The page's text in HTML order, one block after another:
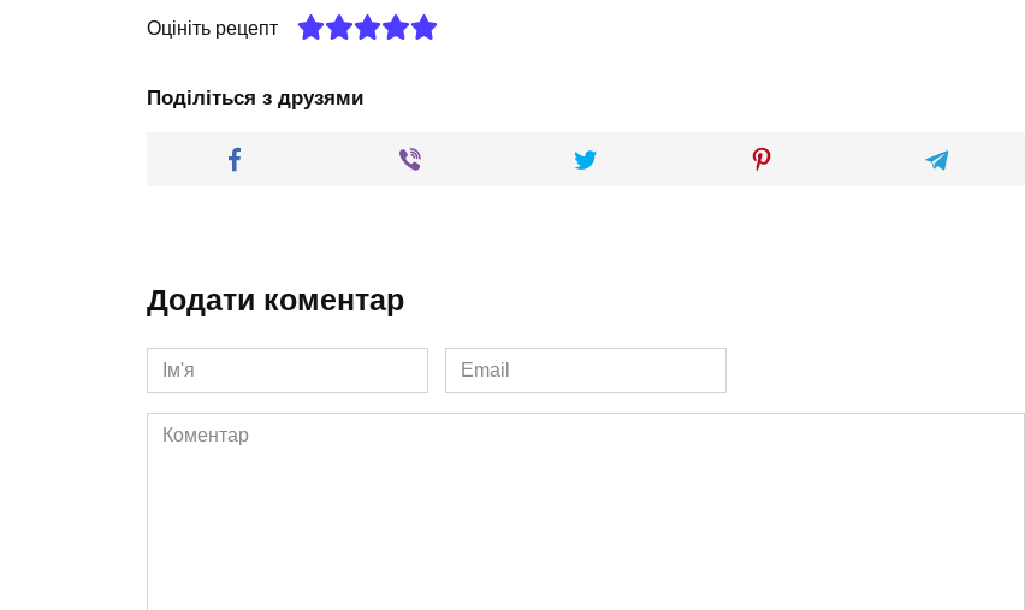
Оцініть рецепт
Поділіться з друзями
Додати коментар
Ім'я
*
Email
*
Коментар